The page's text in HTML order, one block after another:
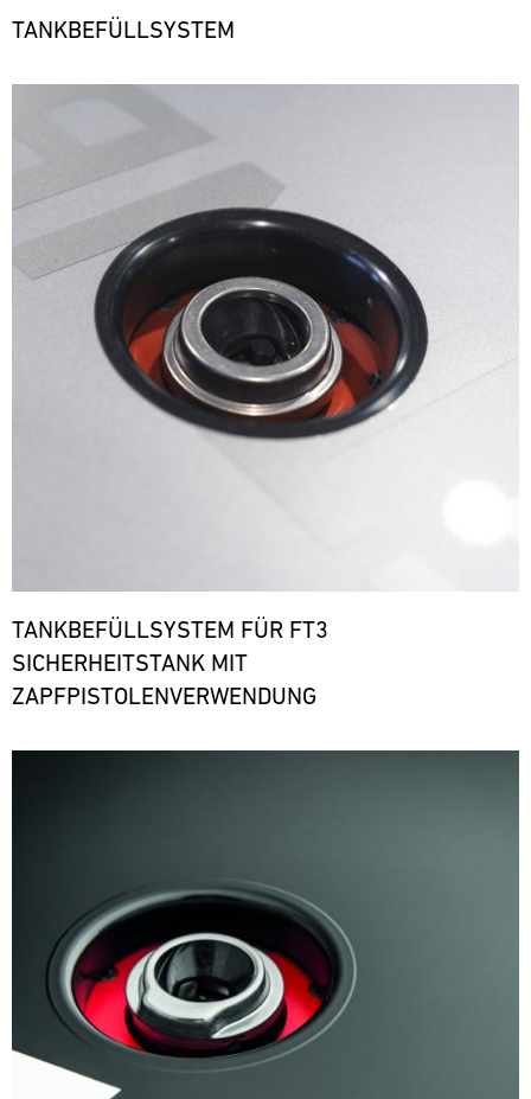
TANKBEFÜLLSYSTEM
TANKBEFÜLLSYSTEM FÜR FT3
SICHERHEITSTANK MIT
ZAPFPISTOLENVERWENDUNG